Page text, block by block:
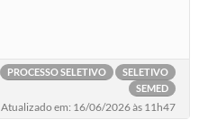
PROCESSO SELETIVO
SELETIVO
SEMED
Atualizado em: 16/06/2026 às 11h47